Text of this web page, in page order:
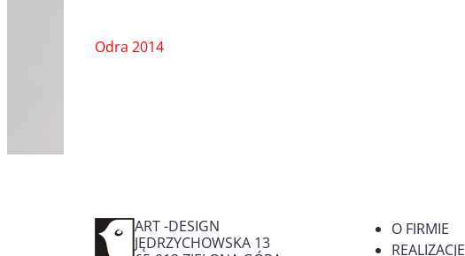
Nawigacja
Odra 2014
ART -DESIGN
JĘDRZYCHOWSKA 13
O FIRMIE
REALIZACJE